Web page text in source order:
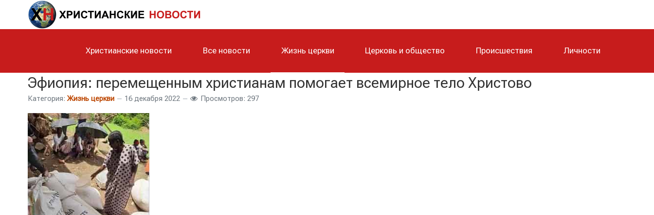
Христианские новости Все новости Жизнь церкви Церковь и общество Происшествия Личности
Эфиопия: перемещенным христианам помогает всемирное тело Христово
Категория: Жизнь церкви 16 декабря 2022 Просмотров: 297